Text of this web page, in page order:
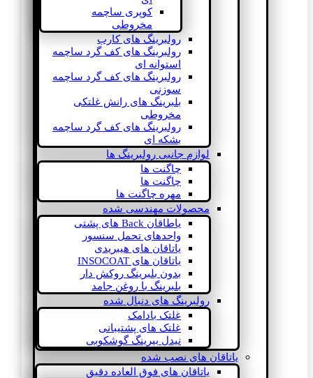
کوپری ساچمه
مخروطی
رولبرینگ های کارب
رولبرینگ های کف گرد ساچمه
استوانه ای
رولبرینگ های کف گرد ساچمه
سوزنی
بلبرینگ های رانش غلتکی
مخروطی
رولبرینگ های کف گرد ساچمه
بشکه ای
لوازم جانبی رولبرینگ ها
چاگنت ها
چاگنت ها
مهره چاگنت ها
محصولات مهندسی شده
یاطاقان Back های پشتی
واحدهای تحمل سنسور
یاتاقان های هیبریدی
یاتاقان های INSOCOAT
بدون بلبرینگ روکش دار
بلبرینگ با روغن جامد
رولبرینگ های دنبال شده
غلتک بادامک
غلتک های پشتیبانی
نیدل بیرینگ گوشکوبی
یاتاقان های نصب شده
یاتاقان های فوق العاده دقیق